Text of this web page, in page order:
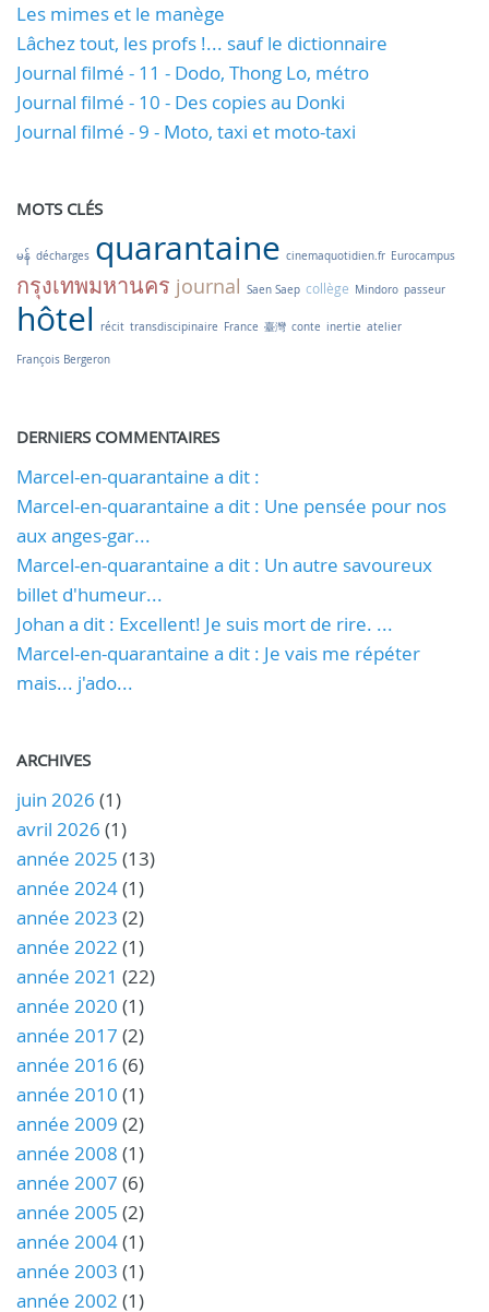
Les mimes et le manège
Lâchez tout, les profs !... sauf le dictionnaire
Journal filmé - 11 - Dodo, Thong Lo, métro
Journal filmé - 10 - Des copies au Donki
Journal filmé - 9 - Moto, taxi et moto-taxi
MOTS CLÉS
မန် décharges quarantaine cinemaquotidien.fr Eurocampus
กรุงเทพมหานคร journal Saen Saep collège Mindoro passeur
hôtel récit transdiscipinaire France 臺灣 conte inertie atelier
François Bergeron
DERNIERS COMMENTAIRES
Marcel-en-quarantaine a dit :
Marcel-en-quarantaine a dit : Une pensée pour nos
aux anges-gar...
Marcel-en-quarantaine a dit : Un autre savoureux
billet d'humeur...
Johan a dit : Excellent! Je suis mort de rire. ...
Marcel-en-quarantaine a dit : Je vais me répéter
mais... j'ado...
ARCHIVES
juin 2026 (1)
avril 2026 (1)
année 2025 (13)
année 2024(1)
année 2023 (2)
année 2022 (1)
année 2021 (22)
année 2020 (1)
année 2017 (2)
année 2016 (6)
année 2010 (1)
année 2009 (2)
année 2008 (1)
année 2007 (6)
année 2005 (2)
année 2004(1)
année 2003 (1)
année 2002 (1)